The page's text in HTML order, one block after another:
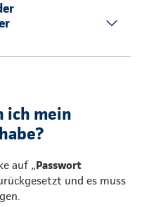
ich mein
auf „Passwort
und es muss